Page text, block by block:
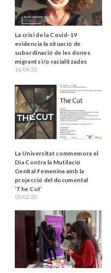
La crisi de la Covid-19
evidencia la situació de
subordinació de les dones
migrants i/o racialitzades
16/04/20
La Universitat commemora el
Dia Contra la Mutilació
Genital Femenina amb la
projecció del documental
‘The Cut’
05/02/20